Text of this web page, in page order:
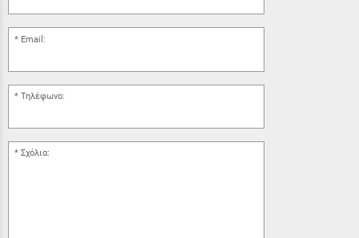
Email:
Τηλέφωνο:
Σχόλια: